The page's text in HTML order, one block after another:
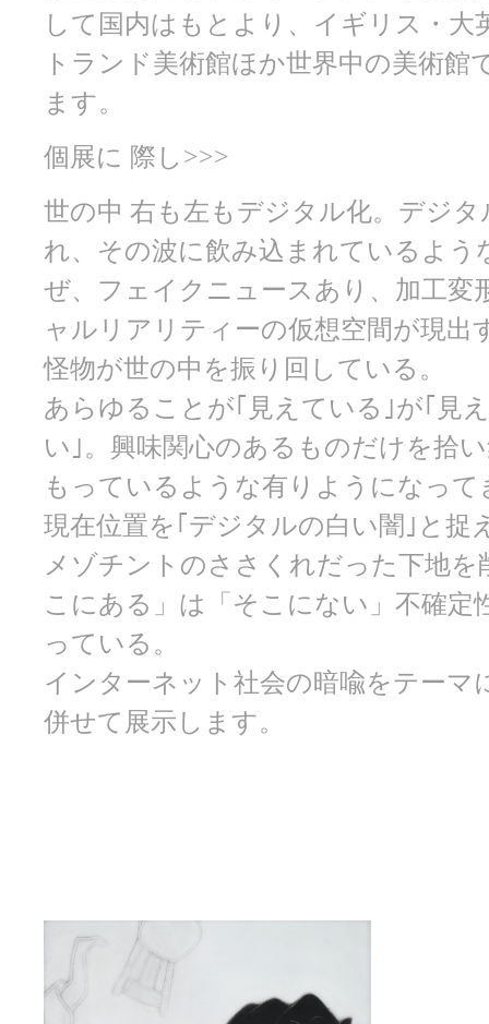
して国内はもとより、イギリス・大
トランド美術館ほか世界中の美術
ます。
個展に 際し>>>
世の中 右も左もデジタル化。デジ
れ、その波に飲み込まれているよう
ぜ、フェイクニュースあり、加工変
ャルリアリティーの仮想空間が現出
怪物が世の中を振り回している。
あらゆることが｢見えている｣が｢見
い｣。興味関心のあるものだけを拾
もっているような有りようになっ
現在位置を｢デジタルの白い闇｣と捉
メゾチントのささくれだった下地
こにある」は「そこにない」不確定
っている。
インターネット社会の暗喩をテーマ
併せて展示します。